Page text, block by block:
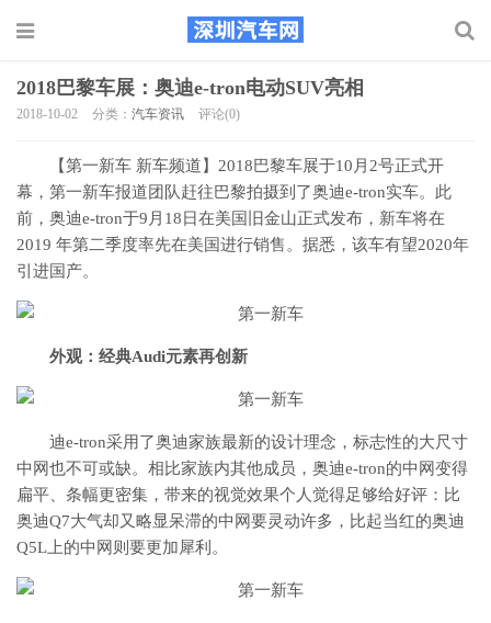
2018巴黎车展：奥迪e-tron电动SUV亮相
2018-10-02 分类： 汽车资讯 评论(0)
【第一新车 新车频道】2018巴黎车展于10月2号正式开
幕，第一新车报道团队赶往巴黎拍摄到了奥迪e-tron实车。此
前，奥迪e-tron于9月18日在美国旧金山正式发布，新车将在
2019 年第二季度率先在美国进行销售。据悉，该车有望2020年
引进国产。
外观：经典Audi元素再创新
迪e-tron采用了奥迪家族最新的设计理念，标志性的大尺寸
中网也不可或缺。相比家族内其他成员，奥迪e-tron的中网变得
扁平、条幅更密集，带来的视觉效果个人觉得足够给好评：比
奥迪Q7大气却又略显呆滞的中网要灵动许多，比起当红的奥迪
Q5L上的中网则要更加犀利。